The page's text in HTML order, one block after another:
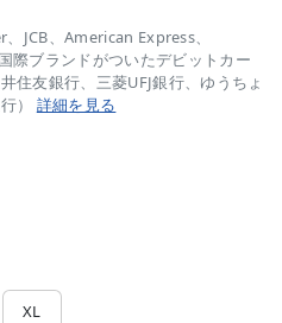
JCB、American Express、
際ブランドがついたデビットカー
住友銀行、三菱UFJ銀行、ゆうちょ
） 詳細を見る
XL